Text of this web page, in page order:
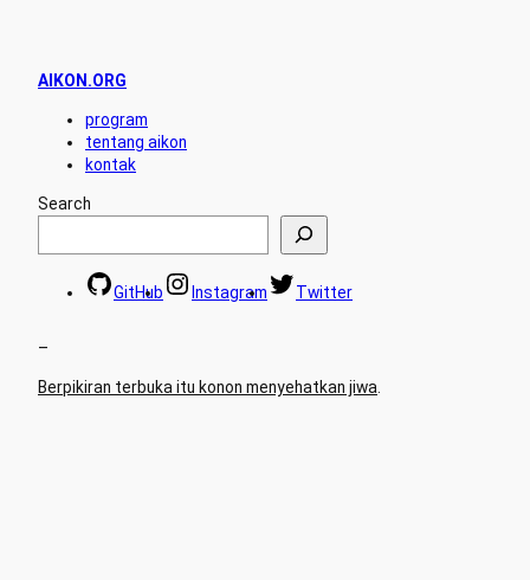
AIKON.ORG
program
tentang aikon
kontak
Search
GitHub Instagram Twitter
–
Berpikiran terbuka itu konon menyehatkan jiwa